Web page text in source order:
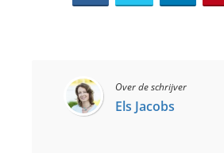
Over de schrijver
Els Jacobs